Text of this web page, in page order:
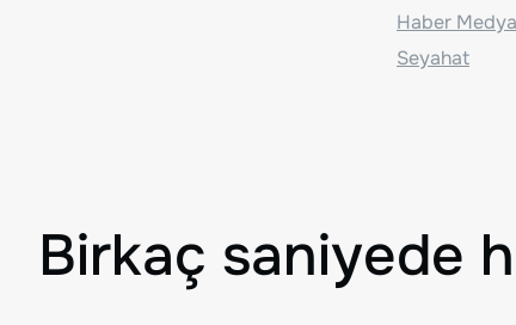
Haber
Seyahat
Birkaç saniyede